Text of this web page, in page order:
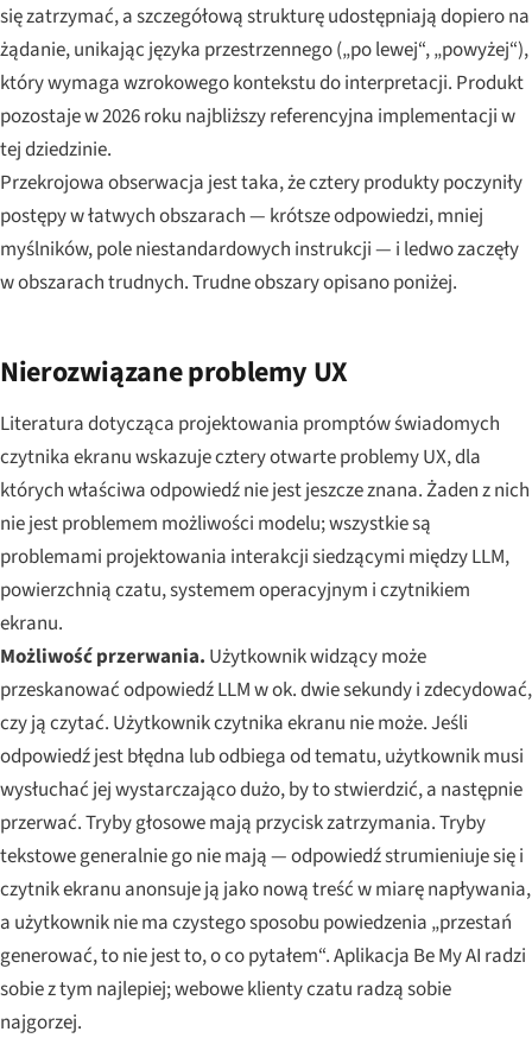
się zatrzymać, a szczegółową strukturę udostępniają dopiero na
żądanie, unikając języka przestrzennego („po lewej“, „powyżej“),
który wymaga wzrokowego kontekstu do interpretacji. Produkt
pozostaje w 2026 roku najbliższy referencyjna implementacji w
tej dziedzinie.
Przekrojowa obserwacja jest taka, że cztery produkty poczyniły
postępy w łatwych obszarach — krótsze odpowiedzi, mniej
myślników, pole niestandardowych instrukcji — i ledwo zaczęły
w obszarach trudnych. Trudne obszary opisano poniżej.
Nierozwiązane problemy UX
Literatura dotycząca projektowania promptów świadomych
czytnika ekranu wskazuje cztery otwarte problemy UX, dla
których właściwa odpowiedź nie jest jeszcze znana. Żaden z nich
nie jest problemem możliwości modelu; wszystkie są
problemami projektowania interakcji siedzącymi między LLM,
powierzchnią czatu, systemem operacyjnym i czytnikiem
ekranu.
Możliwość przerwania. Użytkownik widzący może
przeskanować odpowiedź LLM w ok. dwie sekundy i zdecydować,
czy ją czytać. Użytkownik czytnika ekranu nie może. Jeśli
odpowiedź jest błędna lub odbiega od tematu, użytkownik musi
wysłuchać jej wystarczająco dużo, by to stwierdzić, a następnie
przerwać. Tryby głosowe mają przycisk zatrzymania. Tryby
tekstowe generalnie go nie mają — odpowiedź strumieniuje się i
czytnik ekranu anonsuje ją jako nową treść w miarę napływania,
a użytkownik nie ma czystego sposobu powiedzenia „przestań
generować, to nie jest to, o co pytałem“. Aplikacja Be My AI radzi
sobie z tym najlepiej; webowe klienty czatu radzą sobie
najgorzej.